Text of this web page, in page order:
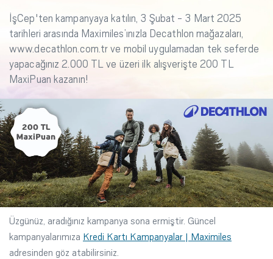
İşCep'ten kampanyaya katılın, 3 Şubat - 3 Mart 2025
tarihleri arasında Maximiles’ınızla Decathlon mağazaları,
www.decathlon.com.tr ve mobil uygulamadan tek seferde
yapacağınız 2.000 TL ve üzeri ilk alışverişte 200 TL
MaxiPuan kazanın!
Üzgünüz, aradığınız kampanya sona ermiştir. Güncel
kampanyalarımıza Kredi Kartı Kampanyalar | Maximiles
adresinden göz atabilirsiniz.